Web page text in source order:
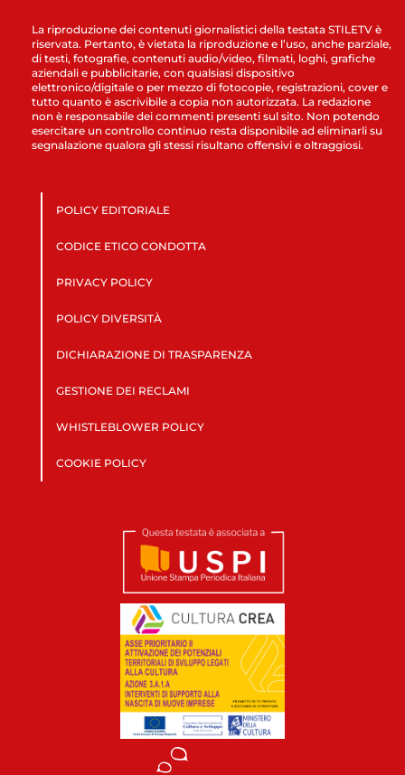
La riproduzione dei contenuti giornalistici della testata STILETV è
riservata. Pertanto, è vietata la riproduzione e l’uso, anche parziale,
di testi, fotografie, contenuti audio/video, filmati, loghi, grafiche
aziendali e pubblicitarie, con qualsiasi dispositivo
elettronico/digitale o per mezzo di fotocopie, registrazioni, cover e
tutto quanto è ascrivibile a copia non autorizzata. La redazione
non è responsabile dei commenti presenti sul sito. Non potendo
esercitare un controllo continuo resta disponibile ad eliminarli su
segnalazione qualora gli stessi risultano offensivi e oltraggiosi.
POLICY EDITORIALE
CODICE ETICO CONDOTTA
PRIVACY POLICY
POLICY DIVERSITÀ
DICHIARAZIONE DI TRASPARENZA
GESTIONE DEI RECLAMI
WHISTLEBLOWER POLICY
COOKIE POLICY